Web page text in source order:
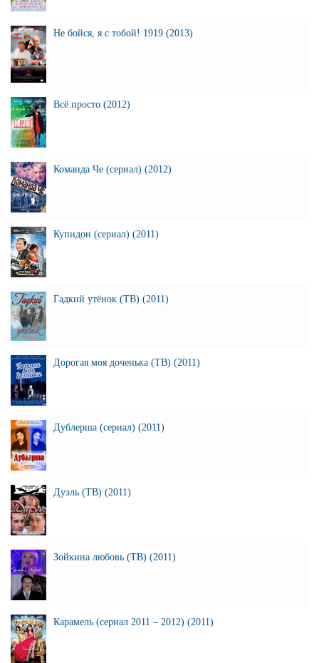
Не бойся, я с тобой! 1919 (2013)
Всё просто (2012)
Команда Че (сериал) (2012)
Купидон (сериал) (2011)
Гадкий утёнок (ТВ) (2011)
Дорогая моя доченька (ТВ) (2011)
Дублерша (сериал) (2011)
Дуэль (ТВ) (2011)
Зойкина любовь (ТВ) (2011)
Карамель (сериал 2011 – 2012) (2011)